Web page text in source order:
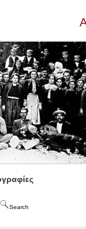
Search